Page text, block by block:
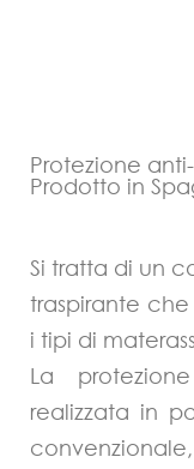
Protezione
Prodotto in
Si tratta di un
traspirante
i tipi di
La
realizzata in